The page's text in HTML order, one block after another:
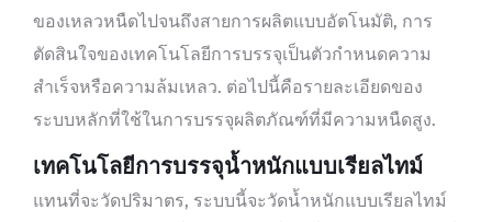
ของเหลวหนืดไปจนถึงสายการผลิตแบบอัตโนมัติ, การ
ตัดสินใจของเทคโนโลยีการบรรจุเป็นตัวกำหนดความ
สำเร็จหรือความล้มเหลว. ต่อไปนี้คือรายละเอียดของ
ระบบหลักที่ใช้ในการบรรจุผลิตภัณฑ์ที่มีความหนืดสูง.
เทคโนโลยีการบรรจุน้ำหนักแบบเรียลไทม์
แทนที่จะวัดปริมาตร, ระบบนี้จะวัดน้ำหนักแบบเรียลไทม์